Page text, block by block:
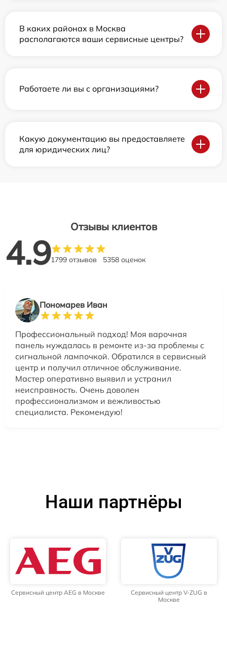
В каких районах в Москва
располагаются ваши сервисные центры?
Работаете ли вы с организациями?
Какую документацию вы предоставляете
для юридических лиц?
Отзывы клиентов
4.91799 отзывов 5358 оценок
Пономарев Иван
Профессиональный подход! Моя варочная
панель нуждалась в ремонте из-за проблемы с
сигнальной лампочкой. Обратился в сервисный
центр и получил отличное обслуживание.
Мастер оперативно выявил и устранил
неисправность. Очень доволен
профессионализмом и вежливостью
специалиста. Рекомендую!
Наши партнёры
Сервисный центр AEG в Москве
Сервисный центр V-ZUG в
Москве